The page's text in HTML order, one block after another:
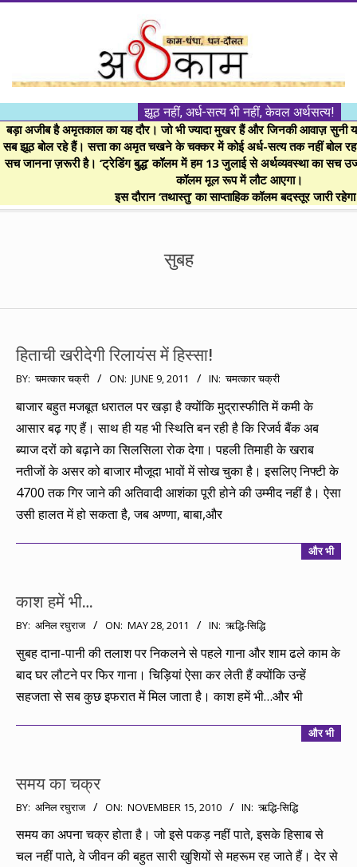
।।
अर्थकाम।।
BE
FINANCIALLY
झूठ नहीं, अर्ध-सत्य भी नहीं, केवल अर्थसत्य!
बड़ा अजीब है अमृतकाल का यह दौर। जो भी ज्यादा मुखर हैं और जिनकी आवाज़ सुनी
सब झूठ बोल रहे हैं। सत्ता का अमृत चखने के चक्कर में कोई अर्ध-सत्य तक नहीं बोल
सच जानना ज़रूरी है। ‘ट्रेडिंग बुद्ध’ कॉलम में हम 13 जुलाई से अर्थव्यवस्था का सच
कॉलम मूल रूप में लौट आएगा।
इस दौरान ‘तथास्तु’ का साप्ताहिक कॉलम बदस्तूर जारी
सुबह
हिताची खरीदेगी रिलायंस में हिस्सा!
2011-
BY: चमत्कार चक्री ON: JUNE 9, 2011 IN: चमत्कार चक्री
बाजार बहुत मजबूत धरातल पर खड़ा है क्योंकि मुद्रास्फीति में कमी के
आसार बढ़ गए हैं। साथ ही यह भी स्थिति बन रही है कि रिजर्व बैंक अब
ब्याज दरों को बढ़ाने का सिलसिला रोक देगा। पहली तिमाही के खराब
नतीजों के असर को बाजार मौजूदा भावों में सोख चुका है। इसलिए निफ्टी के
4700 तक गिर जाने की अतिवादी आशंका पूरी होने की उम्मीद नहीं है। ऐसा
उसी हालत में हो सकता है, जब अण्णा, बाबा,और
और भी
काश हमें भी…
2011-
28
BY: अनिल रघुराज ON: MAY 28, 2011 IN: ऋद्धि-सिद्धि
सुबह दाना-पानी की तलाश पर निकलने से पहले गाना और शाम ढले काम के
बाद घर लौटने पर फिर गाना। चिड़ियां ऐसा कर लेती हैं क्योंकि उन्हें
सहजता से सब कुछ इफरात में मिल जाता है। काश हमें भी…और भी
और भी
समय का चक्र
2010-
BY: अनिल रघुराज ON: NOVEMBER 15, 2010 IN: ऋद्धि-सिद्धि
समय का अपना चक्र होता है। जो इसे पकड़ नहीं पाते, इसके हिसाब से
चल नहीं पाते, वे जीवन की बहुत सारी खुशियों से महरूम रह जाते हैं। देर से